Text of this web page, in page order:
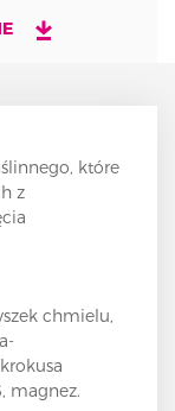
które
z
chmielu,
magnez.